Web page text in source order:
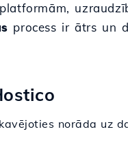
process ir ātrs un
norāda uz